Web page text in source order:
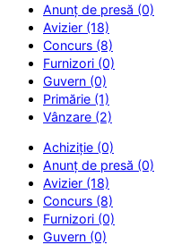
Anunț de presă (0)
Avizier (18)
Concurs (8)
Furnizori (0)
Guvern (0)
Primărie (1)
Vânzare (2)
Achiziție (0)
Anunț de presă (0)
Avizier (18)
Concurs (8)
Furnizori (0)
Guvern (0)